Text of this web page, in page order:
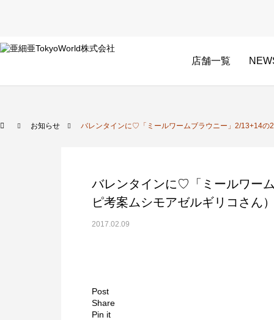
店舗一覧
お知らせ バレンタインに♡「ミールワームブラウニー」2/13+14の
バレンタインに♡「ミールワー
ピ考案ムシモアゼルギリコさん
2017.02.09
Post
Share
Pin it